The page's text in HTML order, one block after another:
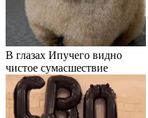
В глазах Ипучего видно
чистое сумасшествие